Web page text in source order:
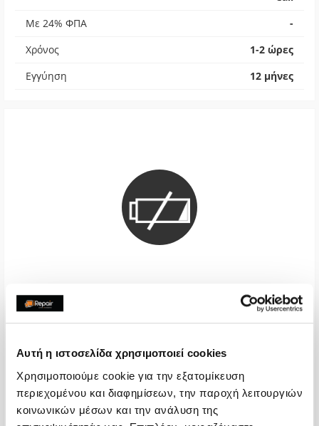
Αυτή η ιστοσελίδα χρησιμοποιεί cookies
Χρησιμοποιούμε cookie για την εξατομίκευση
περιεχομένου και διαφημίσεων, την παροχή λειτουργιών
κοινωνικών μέσων και την ανάλυση της
Με 24% ΦΠΑ
-
Χρόνος
1-2 ώρες
Εγγύηση
12 μήνες
Με 24% ΦΠΑ
Χρόνος
1-2 ώρες
Εγγύηση